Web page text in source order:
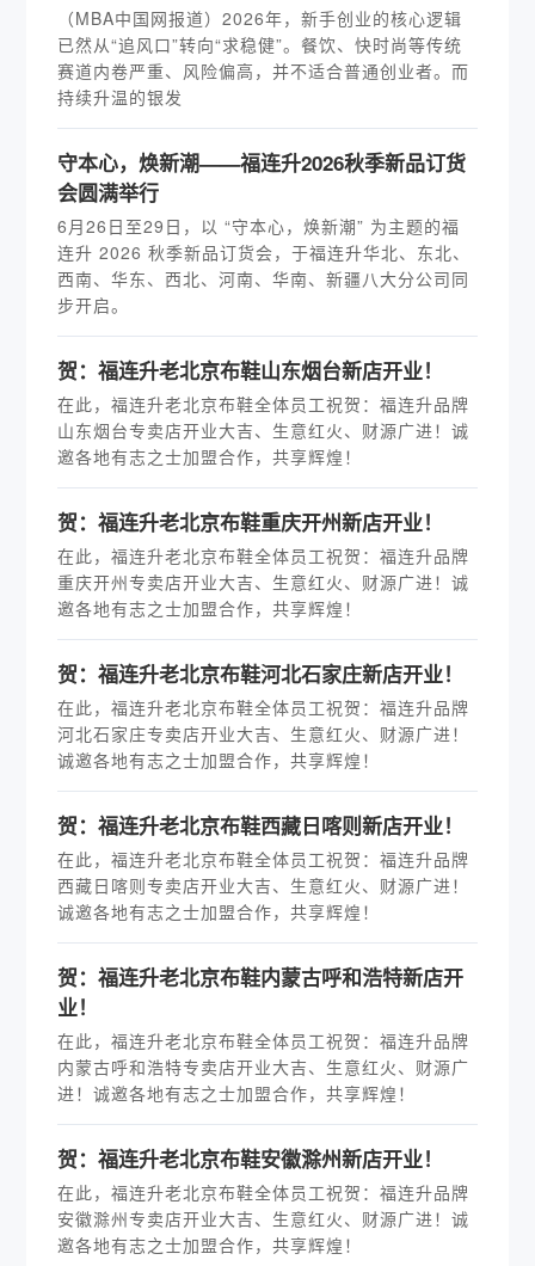
（MBA中国网报道）2026年，新手创业的核心逻辑
已然从“追风口”转向“求稳健”。餐饮、快时尚等传统
赛道内卷严重、风险偏高，并不适合普通创业者。而
持续升温的银发
守本心，焕新潮——福连升2026秋季新品订货
会圆满举行
6月26日至29日，以 “守本心，焕新潮” 为主题的福
连升 2026 秋季新品订货会，于福连升华北、东北、
西南、华东、西北、河南、华南、新疆八大分公司同
步开启。
贺：福连升老北京布鞋山东烟台新店开业！
在此，福连升老北京布鞋全体员工祝贺：福连升品牌
山东烟台专卖店开业大吉、生意红火、财源广进！诚
邀各地有志之士加盟合作，共享辉煌！
贺：福连升老北京布鞋重庆开州新店开业！
在此，福连升老北京布鞋全体员工祝贺：福连升品牌
重庆开州专卖店开业大吉、生意红火、财源广进！诚
邀各地有志之士加盟合作，共享辉煌！
贺：福连升老北京布鞋河北石家庄新店开业！
在此，福连升老北京布鞋全体员工祝贺：福连升品牌
河北石家庄专卖店开业大吉、生意红火、财源广进！
诚邀各地有志之士加盟合作，共享辉煌！
贺：福连升老北京布鞋西藏日喀则新店开业！
在此，福连升老北京布鞋全体员工祝贺：福连升品牌
西藏日喀则专卖店开业大吉、生意红火、财源广进！
诚邀各地有志之士加盟合作，共享辉煌！
贺：福连升老北京布鞋内蒙古呼和浩特新店开
业！
在此，福连升老北京布鞋全体员工祝贺：福连升品牌
内蒙古呼和浩特专卖店开业大吉、生意红火、财源广
进！诚邀各地有志之士加盟合作，共享辉煌！
贺：福连升老北京布鞋安徽滁州新店开业！
在此，福连升老北京布鞋全体员工祝贺：福连升品牌
安徽滁州专卖店开业大吉、生意红火、财源广进！诚
邀各地有志之士加盟合作，共享辉煌！